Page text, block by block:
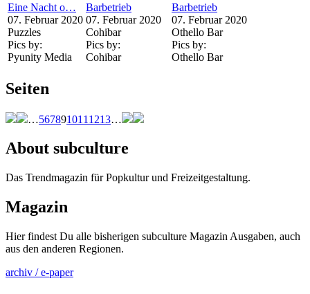
Eine Nacht o…
07. Februar 2020
Puzzles
Pics by:
Pyunity Media
Barbetrieb
07. Februar 2020
Cohibar
Pics by:
Cohibar
Barbetrieb
07. Februar 2020
Othello Bar
Pics by:
Othello Bar
Seiten
…567891011 1213…
About subculture
Das Trendmagazin für Popkultur und Freizeitgestaltung.
Magazin
Hier findest Du alle bisherigen subculture Magazin Ausgaben, auch
aus den anderen Regionen.
archiv / e-paper